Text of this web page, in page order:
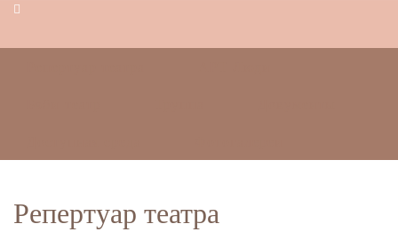
Репертуар театра